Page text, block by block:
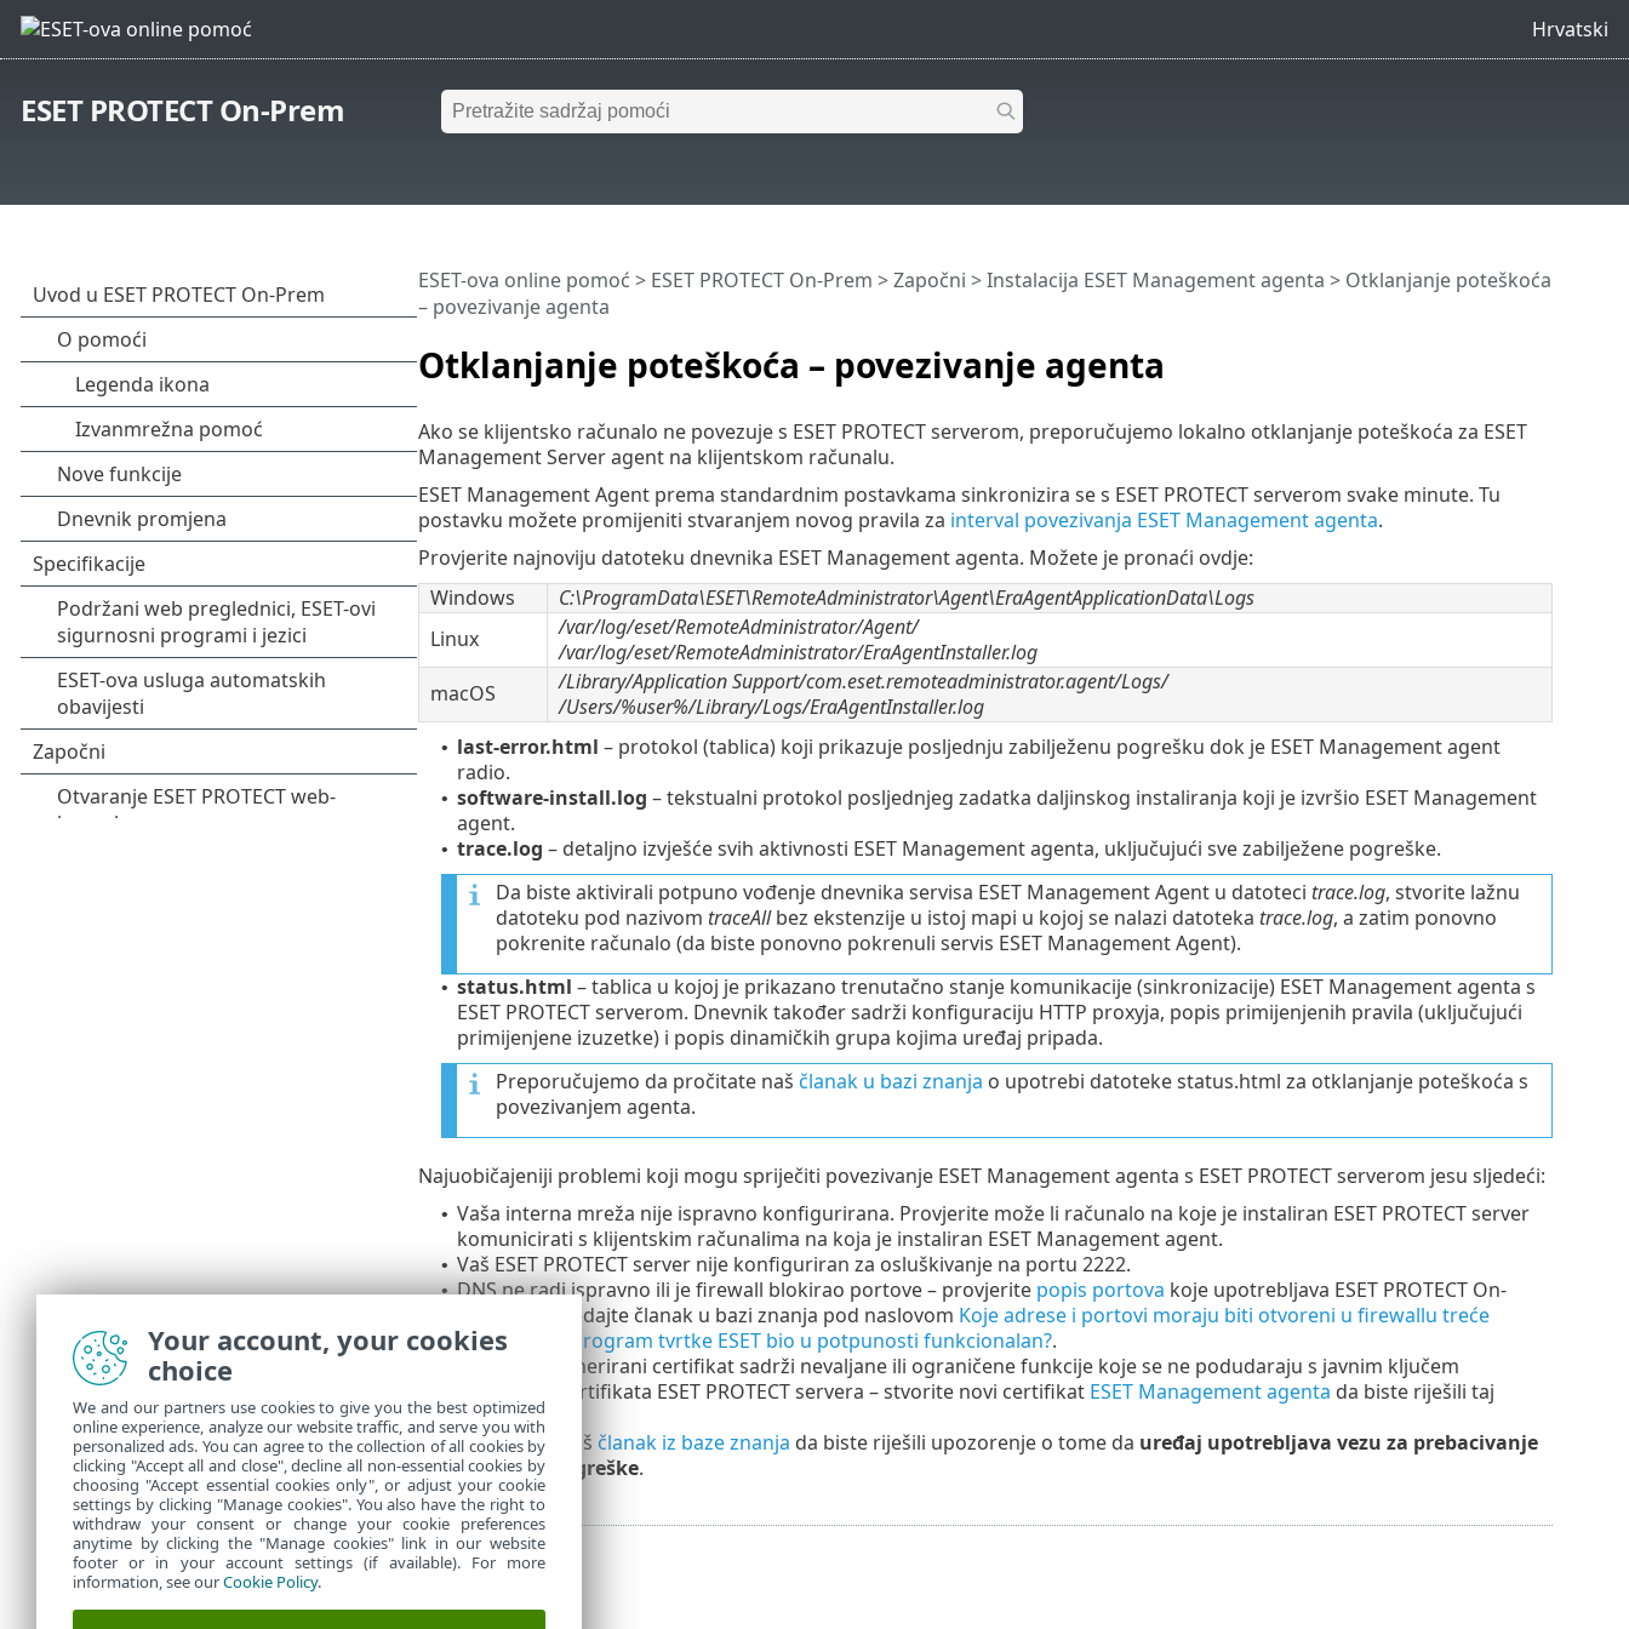
Hrvatski
ESET PROTECT On-Prem
Otklanjanje poteškoća – povezivanje agenta
ESET-ova online pomoć > ESET PROTECT On-Prem >Započni >Instalacija ESET Management agenta > Otklanjanje poteškoća
– povezivanje agenta
Ako se klijentsko računalo ne povezuje s ESET PROTECT serverom, preporučujemo lokalno otklanjanje poteškoća za ESET
Management Server agent na klijentskom računalu.
ESET Management Agent prema standardnim postavkama sinkronizira se s ESET PROTECT serverom svake minute. Tu
postavku možete promijeniti stvaranjem novog pravila za interval povezivanja ESET Management agenta.
Provjerite najnoviju datoteku dnevnika ESET Management agenta. Možete je pronaći ovdje:
Windows
C:\ProgramData\ESET\RemoteAdministrator\Agent\EraAgentApplicationData\Logs
Linux
/var/log/eset/RemoteAdministrator/Agent/
/var/log/eset/RemoteAdministrator/EraAgentInstaller.log
macOS
/Library/Application Support/com.eset.remoteadministrator.agent/Logs/
/Users/%user%/Library/Logs/EraAgentInstaller.log
• last-error.html – protokol (tablica) koji prikazuje posljednju zabilježenu pogrešku dok je ESET Management agent
radio.
• software-install.log – tekstualni protokol posljednjeg zadatka daljinskog instaliranja koji je izvršio ESET Management
agent.
• trace.log – detaljno izvješće svih aktivnosti ESET Management agenta, uključujući sve zabilježene pogreške.
Da biste aktivirali potpuno vođenje dnevnika servisa ESET Management Agent u datoteci trace.log, stvorite lažnu
datoteku pod nazivom traceAllbez ekstenzije u istoj mapi u kojoj se nalazi datoteka trace.log, a zatim ponovno
pokrenite računalo (da biste ponovno pokrenuli servis ESET Management Agent).
• status.html – tablica u kojoj je prikazano trenutačno stanje komunikacije (sinkronizacije) ESET Management agenta s
ESET PROTECT serverom. Dnevnik također sadrži konfiguraciju HTTP proxyja, popis primijenjenih pravila (uključujući
primijenjene izuzetke) i popis dinamičkih grupa kojima uređaj pripada.
Preporučujemo da pročitate naš članak u bazi znanja o upotrebi datoteke status.html za otklanjanje poteškoća s
povezivanjem agenta.
Najuobičajeniji problemi koji mogu spriječiti povezivanje ESET Management agenta s ESET PROTECT serverom jesu sljedeći:
• Vaša interna mreža nije ispravno konfigurirana. Provjerite može li računalo na koje je instaliran ESET PROTECT server
komunicirati s klijentskim računalima na koja je instaliran ESET Management agent.
• Vaš ESET PROTECT server nije konfiguriran za osluškivanje na portu 2222.
• DNS ne radi ispravno ili je firewall blokirao portove – provjerite popis portova koje upotrebljava ESET PROTECT On-
Prem ili pogledajte članak u bazi znanja pod naslovom Koje adrese i portovi moraju biti otvoreni u firewallu treće
strane da bi program tvrtke ESET bio u potpunosti funkcionalan?.
Pogrešno generirani certifikat sadrži nevaljane ili ograničene funkcije koje se ne podudaraju s javnim ključem
izdavatelja certifikata ESET PROTECT servera – stvorite novi certifikat ESET Management agenta da biste riješili taj
problem.
• Pogledajte naš članak iz baze znanja da biste riješili upozorenje o tome da uređaj upotrebljava vezu za prebacivanje
u slučaju pogreške.
Your account, your cookies
choice
We and our partners use cookies to give you the best optimized
online experience, analyze our website traffic, and serve you with
personalized ads. You can agree to the collection of all cookies by
clicking "Accept all and close", decline all non-essential cookies by
choosing "Accept essential cookies only", or adjust your cookie
settings by clicking "Manage cookies". You also have the right to
withdraw your consent or change your cookie preferences
anytime by clicking the "Manage cookies" link in our website
footer or in your account settings (if available). For more
information, see ourCookie Policy.